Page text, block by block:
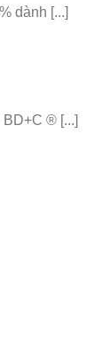
dành [...]
® [...]